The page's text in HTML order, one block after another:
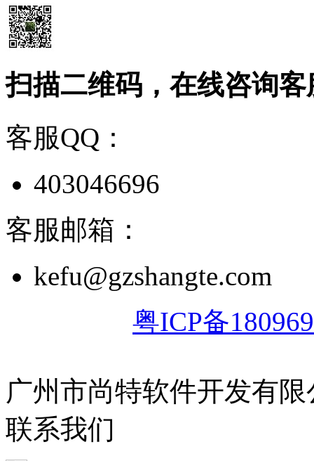
扫描二维码，在线咨询客
客服QQ：
403046696
客服邮箱：
kefu@gzshangte.com
粤ICP备
广州市尚特软件开发有限
联系我们